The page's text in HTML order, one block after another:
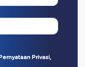
Pernyataan Privasi,